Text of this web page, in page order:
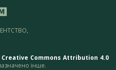
Creative Commons Attribution 4.0
інше.